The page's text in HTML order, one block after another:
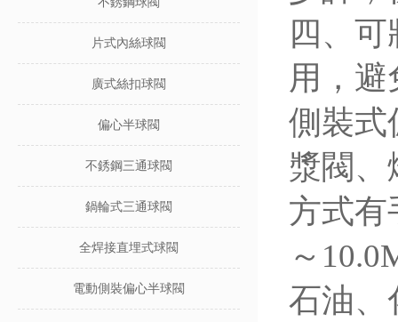
片式內絲球閥
廣式絲扣球閥
偏心半球閥
不銹鋼三通球閥
鍋輪式三通球閥
全焊接直埋式球閥
電動側裝偏心半球閥
四、
用，
側裝式
漿閥、
方式有
～
石油、